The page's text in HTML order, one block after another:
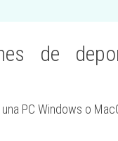
de
PC Windows o